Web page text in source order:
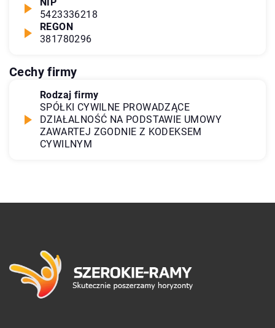
5423336218
REGON
381780296
Cechy firmy
Rodzaj firmy
SPÓŁKI CYWILNE PROWADZĄCE
DZIAŁALNOŚĆ NA PODSTAWIE UMOWY
ZAWARTEJ ZGODNIE Z KODEKSEM
CYWILNYM